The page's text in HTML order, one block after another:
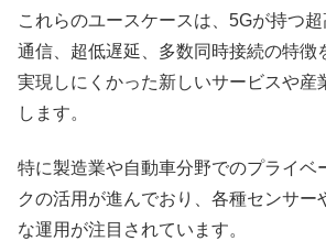
これらのユースケースは、5Gが持つ
通信、超低遅延、多数同時接続の特徴
実現しにくかった新しいサービスや産
します。
特に製造業や自動車分野でのプライベ
クの活用が進んでおり、各種センサー
な運用が注目されています。